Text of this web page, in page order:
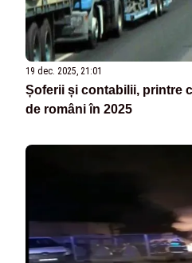
19 dec. 2025, 21:01
Șoferii și contabilii, printre
de români în 2025